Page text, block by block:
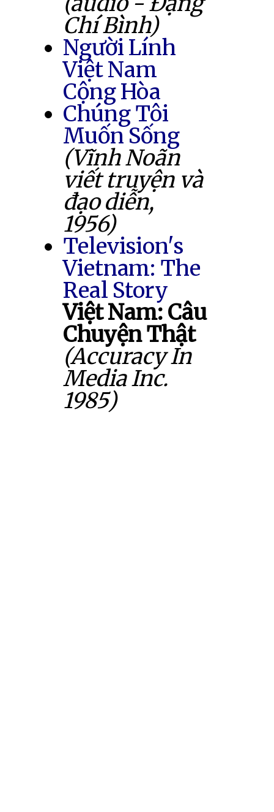
Chí Bình)
Người Lính
Việt Nam
Cộng Hòa
Chúng Tôi
Muốn Sống
(Vĩnh Noãn
viết truyện và
đạo diễn,
1956)
Television's
Vietnam: The
Real Story
Việt Nam: Câu
Chuyện Thật
(Accuracy In
Media Inc.
1985)